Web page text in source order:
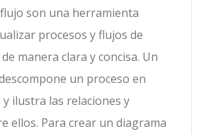
son una herramienta
procesos y flujos de
manera clara y concisa. Un
un proceso en
ilustra las relaciones y
ellos. Para crear un diagrama